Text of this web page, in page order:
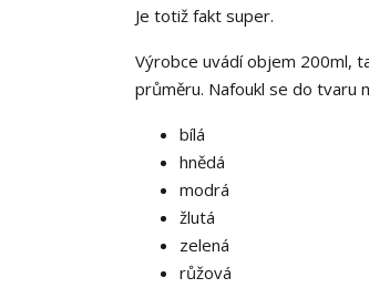
Je totiž fakt super.
Výrobce uvádí objem 200ml,
průměru. Nafoukl se do tvaru
bílá
hnědá
modrá
žlutá
zelená
růžová